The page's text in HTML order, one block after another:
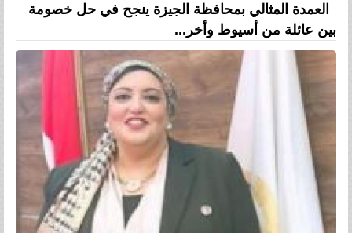
العمدة المثالي بمحافظة الجيزة ينجح في حل خصومة
بين عائلة من أسيوط وأخر...